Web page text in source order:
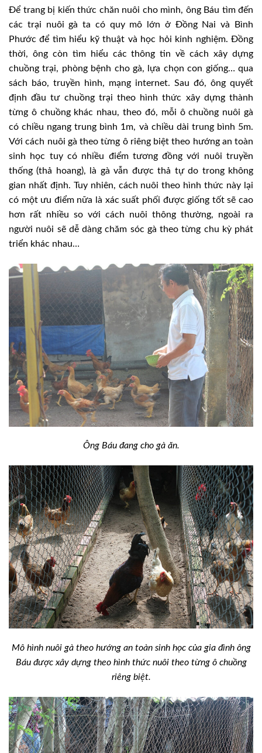
Để trang bị kiến thức chăn nuôi cho mình, ông Báu tìm đến
các trại nuôi gà ta có quy mô lớn ở Đồng Nai và Bình
Phước để tìm hiểu kỹ thuật và học hỏi kinh nghiệm. Đồng
thời, ông còn tìm hiểu các thông tin về cách xây dựng
chuồng trại, phòng bệnh cho gà, lựa chọn con giống… qua
sách báo, truyền hình, mạng internet. Sau đó, ông quyết
định đầu tư chuồng trại theo hình thức xây dựng thành
từng ô chuồng khác nhau, theo đó, mỗi ô chuồng nuôi gà
có chiều ngang trung bình 1m, và chiều dài trung bình 5m.
Với cách nuôi gà theo từng ô riêng biệt theo hướng an toàn
sinh học tuy có nhiều điểm tương đồng với nuôi truyền
thống (thả hoang), là gà vẫn được thả tự do trong không
gian nhất định. Tuy nhiên, cách nuôi theo hình thức này lại
có một ưu điểm nữa là xác suất phối được giống tốt sẽ cao
hơn rất nhiều so với cách nuôi thông thường, ngoài ra
người nuôi sẽ dễ dàng chăm sóc gà theo từng chu kỳ phát
triển khác nhau…
Ông Báu đang cho gà ăn.
Mô hình nuôi gà theo hướng an toàn sinh học của gia đình ông
Báu được xây dựng theo hình thức nuôi theo từng ô chuồng
riêng biệt.